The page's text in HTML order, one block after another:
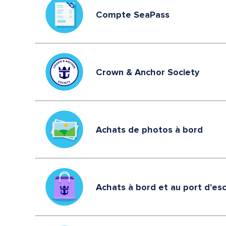
Compte SeaPass
Crown & Anchor Society
Achats de photos à bord
Achats à bord et au port